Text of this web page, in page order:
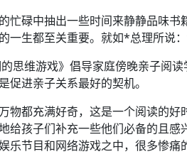
忙碌中抽出一些时间来静静品味
一生都至关重要。就如*总理所说
的思维游戏》倡导家庭傍晚亲子
进亲子关系最好的契机。
物都充满好奇，这是一个阅读的
给孩子们补充一些他们必备的且
乐节目和网络游戏之中，很多惨